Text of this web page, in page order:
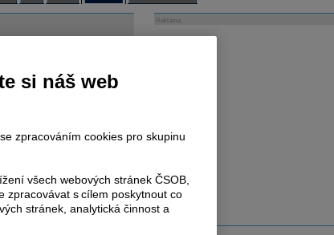
Do diskuse mohou přispívat
se mohli přihlásit, registrujte se
Reklama
si náš web
zpracováním cookies pro skupinu
všech webových stránek ČSOB,
zpracovávat s cílem poskytnout co
stránek, analytická činnost a